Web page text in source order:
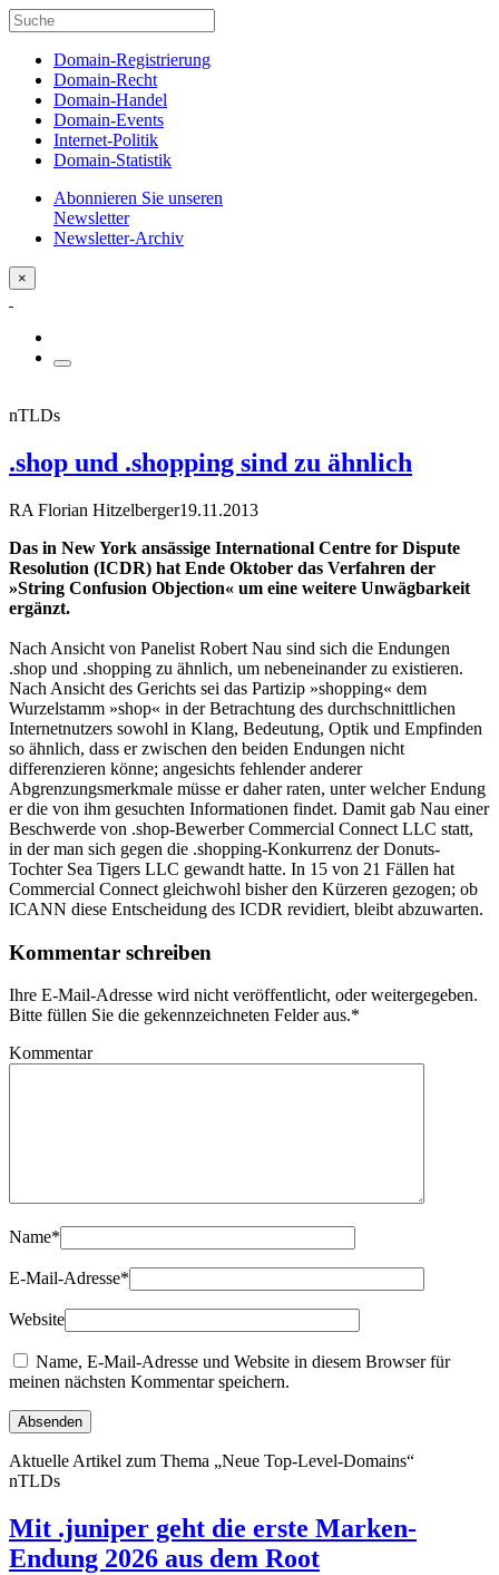
Domain-Registrierung
Domain-Recht
Domain-Handel
Domain-Events
Internet-Politik
Domain-Statistik
Abonnieren Sie unseren
Newsletter
Newsletter-Archiv
×
nTLDs
.shop und .shopping sind zu ähnlich
RA Florian Hitzelberger19.11.2013
Das in New York ansässige International Centre for Dispute
Resolution (ICDR) hat Ende Oktober das Verfahren der
»String Confusion Objection« um eine weitere Unwägbarkeit
ergänzt.
Nach Ansicht von Panelist Robert Nau sind sich die Endungen
.shop und .shopping zu ähnlich, um nebeneinander zu existieren.
Nach Ansicht des Gerichts sei das Partizip »shopping« dem
Wurzelstamm »shop« in der Betrachtung des durchschnittlichen
Internetnutzers sowohl in Klang, Bedeutung, Optik und Empfinden
so ähnlich, dass er zwischen den beiden Endungen nicht
differenzieren könne; angesichts fehlender anderer
Abgrenzungsmerkmale müsse er daher raten, unter welcher Endung
er die von ihm gesuchten Informationen findet. Damit gab Nau einer
Beschwerde von .shop-Bewerber Commercial Connect LLC statt,
in der man sich gegen die .shopping-Konkurrenz der Donuts-
Tochter Sea Tigers LLC gewandt hatte. In 15 von 21 Fällen hat
Commercial Connect gleichwohl bisher den Kürzeren gezogen; ob
ICANN diese Entscheidung des ICDR revidiert, bleibt abzuwarten.
Kommentar schreiben
Ihre E-Mail-Adresse wird nicht veröffentlicht, oder weitergegeben.
Bitte füllen Sie die gekennzeichneten Felder aus.*
Kommentar
Name*
E-Mail-Adresse*
Website
Name, E-Mail-Adresse und Website in diesem Browser für
meinen nächsten Kommentar speichern.
Aktuelle Artikel zum Thema „Neue Top-Level-Domains“
nTLDs
Mit .juniper geht die erste Marken-
Endung 2026 aus dem Root